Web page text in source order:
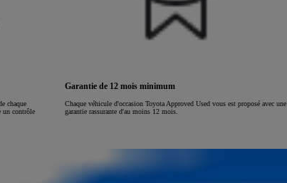
chaque
un contrôle
Garantie de 12 mois minimum
Chaque véhicule d'occasion Toyota Approved Used vous est proposé avec une
garantie rassurante d'au moins 12 mois.